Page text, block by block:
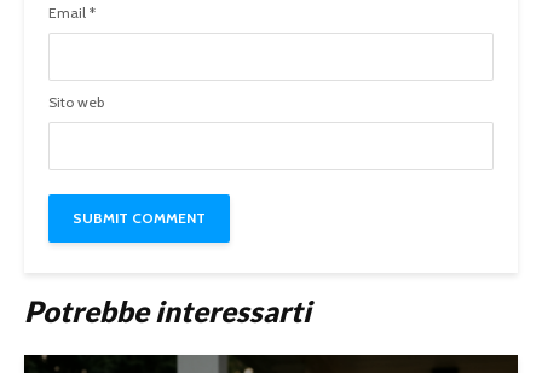
Email *
Sito web
Potrebbe interessarti